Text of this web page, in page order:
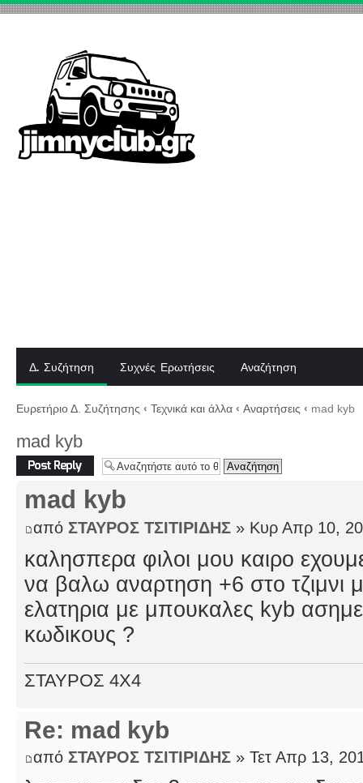
Δ. Συζήτηση Συχνές Ερωτήσεις Αναζήτηση
Ευρετήριο Δ. Συζήτησης ‹ Τεχνικά και άλλα ‹ Αναρτήσεις ‹ mad kyb
mad kyb
Δημιουργία
απάντησης
mad kyb
από ΣΤΑΥΡΟΣ ΤΣΙΤΙΡΙΔΗΣ » Κυρ Απρ 10,
καλησπερα φιλοι μου καιρο
να βαλω αναρτηση +6 στο τζιμνι
ελατηρια με μπουκαλες kyb
κωδικους ?
ΣΤΑΥΡΟΣ 4Χ4
Re: mad kyb
από ΣΤΑΥΡΟΣ ΤΣΙΤΙΡΙΔΗΣ » Τετ Απρ 13,